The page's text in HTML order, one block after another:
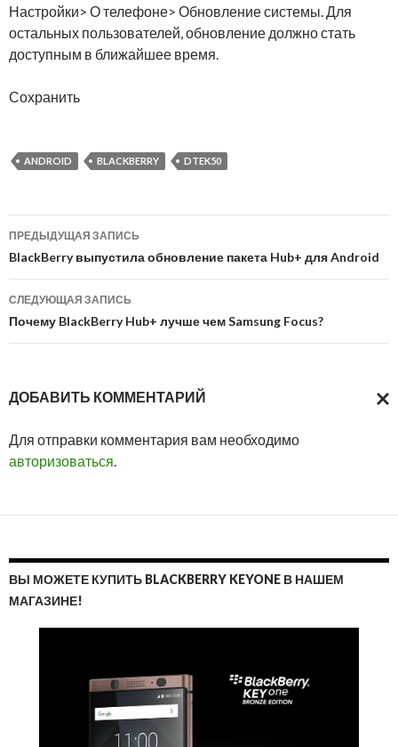
Настройки> О телефоне> Обновление системы. Для
остальных пользователей, обновление должно стать
доступным в ближайшее время.
Сохранить
ANDROID BLACKBERRY DTEK50
Навигация
по
записям
ПРЕДЫДУЩАЯ ЗАПИСЬ
BlackBerry выпустила обновление пакета Hub+ для Android
СЛЕДУЮЩАЯ ЗАПИСЬ
Почему BlackBerry Hub+ лучше чем Samsung Focus?
ДОБАВИТЬ КОММЕНТАРИЙ
Для отправки комментария вам необходимо
авторизоваться.
ВЫ МОЖЕТЕ КУПИТЬ BLACKBERRY KEYONE В НАШЕМ
МАГАЗИНЕ!